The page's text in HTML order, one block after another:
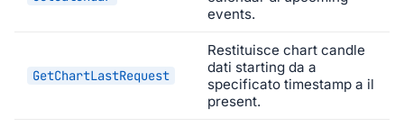
events.
GetChartLastRequest
Restituisce chart candle
dati starting da a
specificato timestamp a il
present.